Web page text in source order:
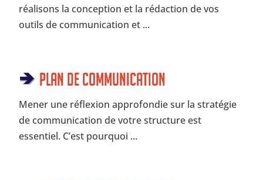
réalisons la conception et la rédaction de vos
outils de communication et ...
Plan de communication
Mener une réflexion approfondie sur la stratégie
de communication de votre structure est
essentiel. C’est pourquoi ...